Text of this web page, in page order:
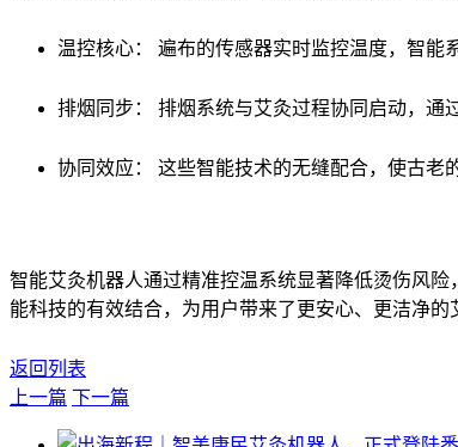
温控核心： 遍布的传感器实时监控温度，智能
排烟同步： 排烟系统与艾灸过程协同启动，通
协同效应： 这些智能技术的无缝配合，使古老
智能艾灸机器人通过精准控温系统显著降低烫伤风
能科技的有效结合，为用户带来了更安心、更洁净
返回列表
上一篇 下一篇